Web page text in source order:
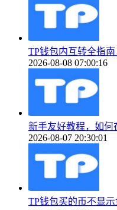
TP钱包内互转全指
2026-08-08 07:00:16
新手友好教程，如何
2026-08-07 20:30:01
TP钱包买的币不显